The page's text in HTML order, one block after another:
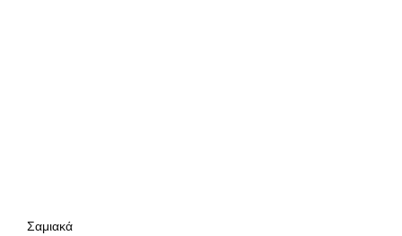
Σαμιακά